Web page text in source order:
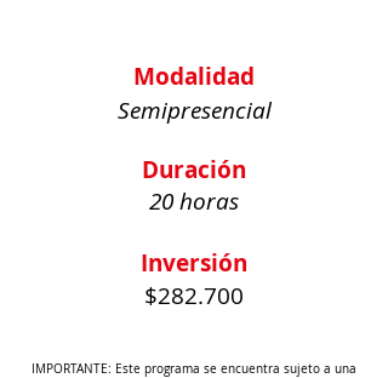
Modalidad
Semipresencial
Duración
20 horas
Inversión
$282.700
IMPORTANTE: Este programa se encuentra sujeto a una